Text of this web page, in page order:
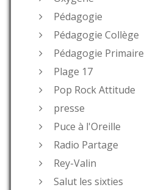
Pédagogie
Pédagogie Collège
Pédagogie Primaire
Plage 17
Pop Rock Attitude
presse
Puce à l'Oreille
Radio Partage
Rey-Valin
Salut les sixties